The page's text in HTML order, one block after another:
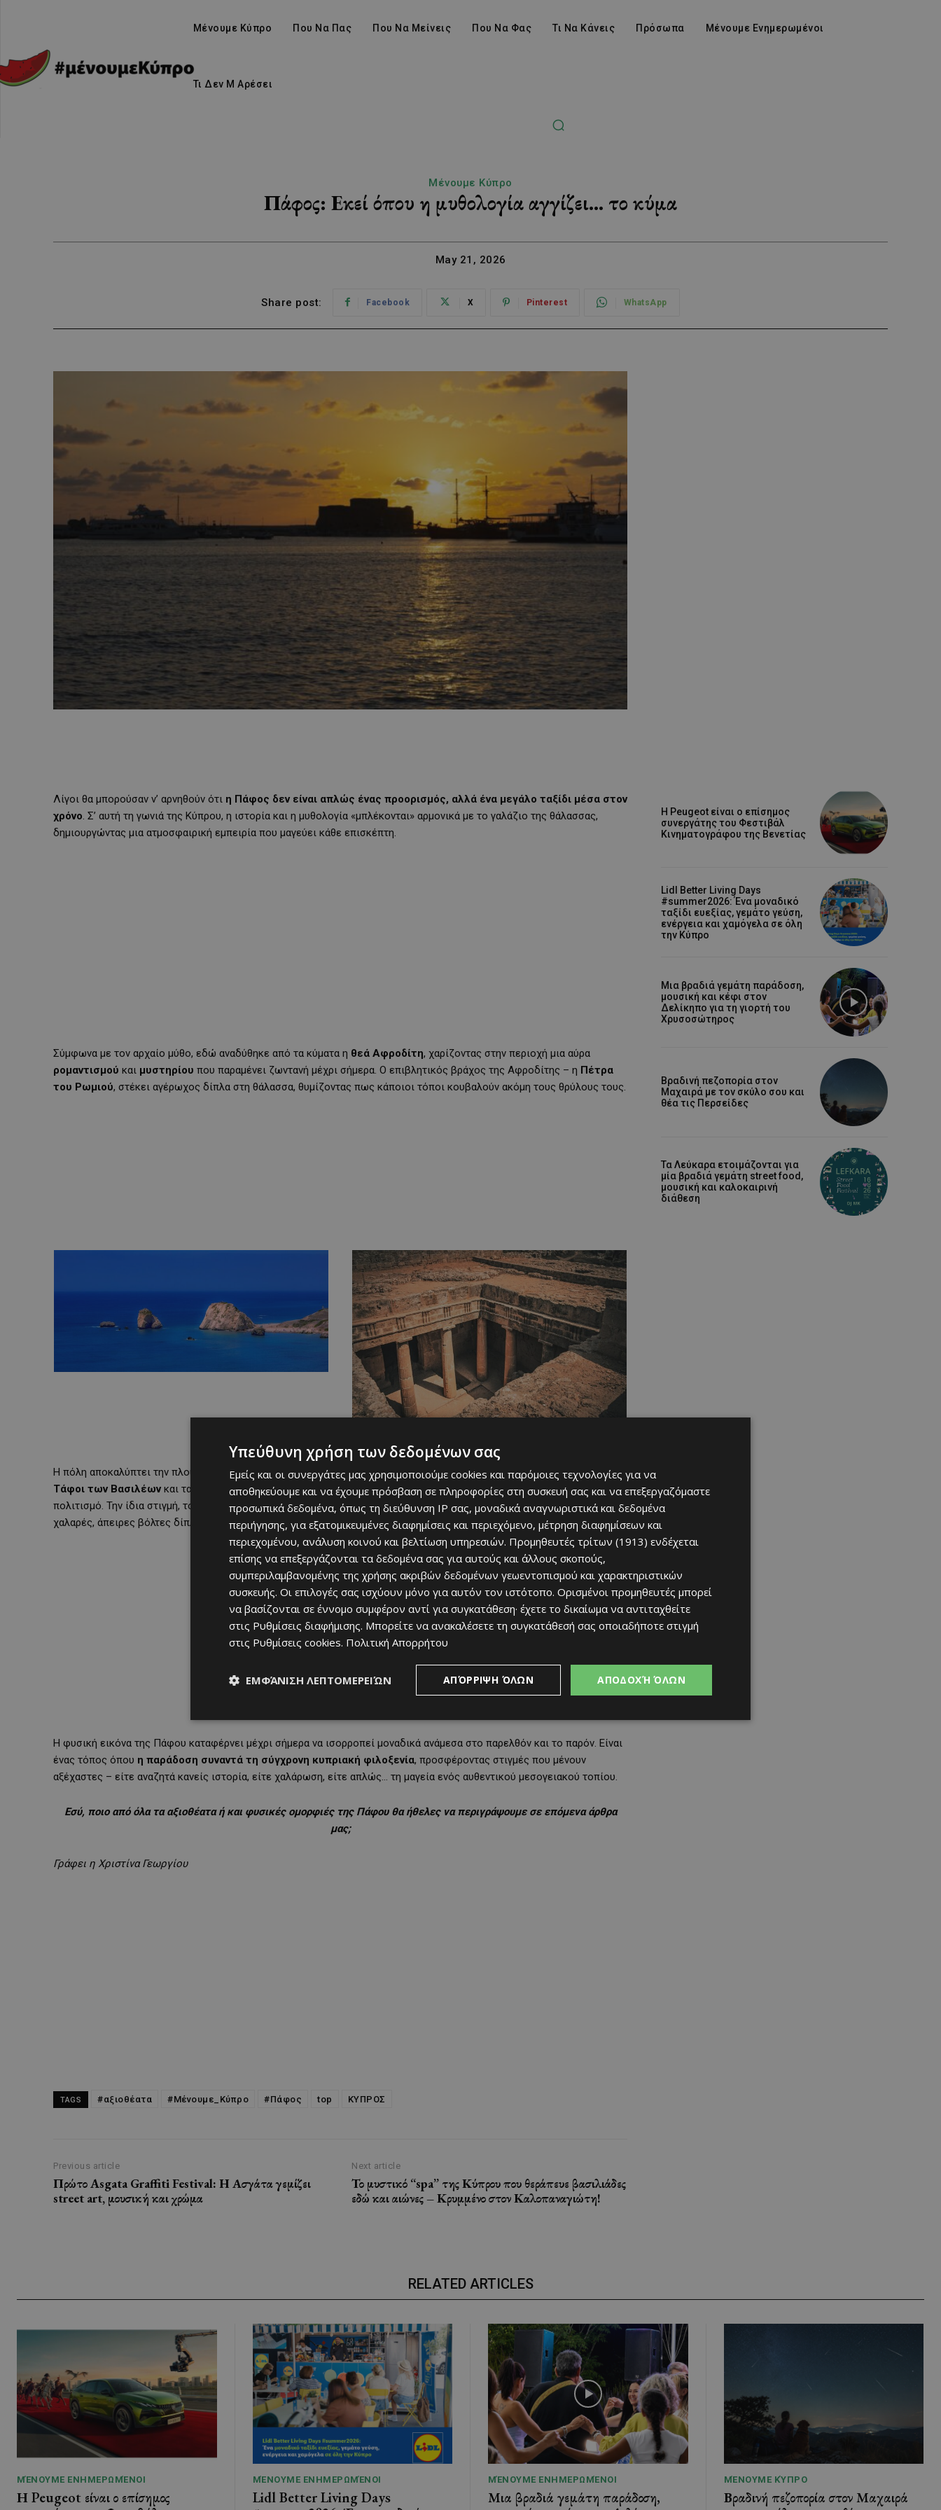
Μένουμε Κύπρο Που Να Πας Που Να Μείνεις Που Να Φας Τι Να Κάνεις Πρόσωπα Μένουμε Ενημερωμένοι
Τι Δεν Μ Αρέσει
Μένουμε Κύπρο
Πάφος: Εκεί όπου η μυθολογία αγγίζει… το κύμα
May 21, 2026
Share post: Facebook X Pinterest WhatsApp
Λίγοι θα μπορούσαν ν’ αρνηθούν ότι η Πάφος δεν είναι απλώς ένας προορισμός, αλλά ένα μεγάλο ταξίδι μέσα στον
χρόνο. Σ’ αυτή τη γωνιά της Κύπρου, η ιστορία και η μυθολογία «μπλέκονται» αρμονικά με το γαλάζιο της θάλασσας,
δημιουργώντας μια ατμοσφαιρική εμπειρία που μαγεύει κάθε επισκέπτη.
Σύμφωνα με τον αρχαίο μύθο, εδώ αναδύθηκε από τα κύματα η θεά Αφροδίτη, χαρίζοντας στην περιοχή μια αύρα
ρομαντισμού και μυστηρίου που παραμένει ζωντανή μέχρι σήμερα. Ο επιβλητικός βράχος της Αφροδίτης – η Πέτρα
του Ρωμιού, στέκει αγέρωχος δίπλα στη θάλασσα, θυμίζοντας πως κάποιοι τόποι κουβαλούν ακόμη τους θρύλους τους.
Η πόλη αποκαλύπτει την πλούσια ιστορία της σε κάθε βήμα. Από την μια, ταεντυπωσιακά ψηφιδωτά, οιεπιβλητικοί
Τάφοι των Βασιλέων και τα αρχαιολογικά μνημείαδημιουργούν εικόνες μιας άλλης εποχής, γεμάτες μεγαλείο και
πολιτισμό. Την ίδια στιγμή, το
γραφικό λιμανάκι της πόληςσφύζει από ζωή, με καφέ, παραθαλάσσια εστιατόρια και
χαλαρές, άπειρες βόλτες δίπλα στο νερό.
Η φυσική εικόνα της Πάφου καταφέρνει μέχρι σήμερα να ισορροπεί μοναδικά ανάμεσα στο παρελθόν και το παρόν. Είναι
ένας τόπος όπου η παράδοση συναντά τη σύγχρονη κυπριακή φιλοξενία, προσφέροντας στιγμές που μένουν
αξέχαστες – είτε αναζητά κανείς ιστορία, είτε χαλάρωση, είτε απλώς… τη μαγεία ενός αυθεντικού μεσογειακού τοπίου.
Εσύ, ποιο από όλα τα αξιοθέατα ή και φυσικές ομορφιές της Πάφου θα ήθελες να περιγράψουμε σε επόμενα άρθρα
μας;
Γράφει η Χριστίνα Γεωργίου
TAGS #αξιοθέατα #Μένουμε_Κύπρο #Πάφος top ΚΥΠΡΟΣ
Previous article
Πρώτο Asgata Graffiti Festival: Η Ασγάτα γεμίζει
street art, μουσική και χρώμα
Next article
Το μυστικό “spa” της Κύπρου που θεράπευε βασιλιάδες
εδώ και αιώνες – Κρυμμένο στον Καλοπαναγιώτη!
Η Peugeot είναι ο επίσημος
συνεργάτης του Φεστιβάλ
Κινηματογράφου της Βενετίας
Lidl Better Living Days
#summer2026: Ένα μοναδικό
ταξίδι ευεξίας, γεμάτο γεύση,
ενέργεια και χαμόγελα σε όλη
την Κύπρο
Μια βραδιά γεμάτη παράδοση,
μουσική και κέφι στον
Δελίκηπο για τη γιορτή του
Χρυσοσώτηρος
Βραδινή πεζοπορία στον
Μαχαιρά με τον σκύλο σου και
θέα τις Περσείδες
Τα Λεύκαρα ετοιμάζονται για
μία βραδιά γεμάτη street food,
μουσική και καλοκαιρινή
διάθεση
RELATED ARTICLES
ΜΈΝΟΥΜΕ ΕΝΗΜΕΡΩΜΈΝΟΙ
Η Peugeot είναι ο επίσημος
ΜΈΝΟΥΜΕ ΕΝΗΜΕΡΩΜΈΝΟΙ
Lidl Better Living Days
ΜΈΝΟΥΜΕ ΕΝΗΜΕΡΩΜΈΝΟΙ
Μια βραδιά γεμάτη παράδοση,
ΜΈΝΟΥΜΕ ΚΎΠΡΟ
Βραδινή πεζοπορία στον Μαχαιρά
Υπεύθυνη χρήση των δεδομένων σας
Εμείς και οι συνεργάτες μας χρησιμοποιούμε cookies και παρόμοιες τεχνολογίες για να
αποθηκεύουμε και να έχουμε πρόσβαση σε πληροφορίες στη συσκευή σας και να επεξεργαζόμαστε
προσωπικά δεδομένα, όπως τη διεύθυνση IP σας, μοναδικά αναγνωριστικά και δεδομένα
περιήγησης, για εξατομικευμένες διαφημίσεις και περιεχόμενο, μέτρηση διαφημίσεων και
περιεχομένου, ανάλυση κοινού και βελτίωση υπηρεσιών. Προμηθευτές τρίτων (1913) ενδέχεται
επίσης να επεξεργάζονται τα δεδομένα σας για αυτούς και άλλους σκοπούς,
συμπεριλαμβανομένης της χρήσης ακριβών δεδομένων γεωεντοπισμού και χαρακτηριστικών
συσκευής. Οι επιλογές σας ισχύουν μόνο για αυτόν τον ιστότοπο. Ορισμένοι προμηθευτές μπορεί
να βασίζονται σε έννομο συμφέρον αντί για συγκατάθεση· έχετε το δικαίωμα να αντιταχθείτε
στις Ρυθμίσεις διαφήμισης. Μπορείτε να ανακαλέσετε τη συγκατάθεσή σας οποιαδήποτε στιγμή
στις Ρυθμίσεις cookies. Πολιτική Απορρήτου
ΑΠΟΔΟΧΉ ΌΛΩΝ
ΑΠΌΡΡΙΨΗ ΌΛΩΝ
ΕΜΦΆΝΙΣΗ ΛΕΠΤΟΜΕΡΕΙΏΝ